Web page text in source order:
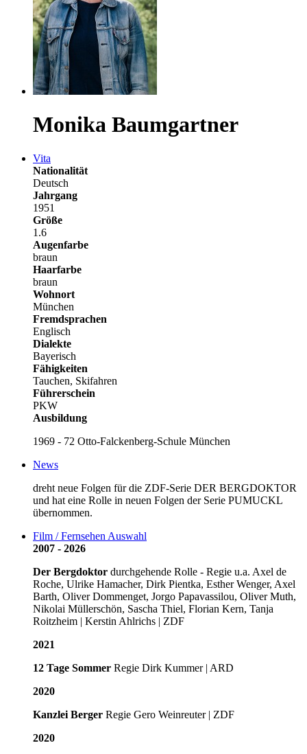
Monika Baumgartner
Vita
Nationalität
Deutsch
Jahrgang
1951
Größe
1.6
Augenfarbe
braun
Haarfarbe
braun
Wohnort
München
Fremdsprachen
Englisch
Dialekte
Bayerisch
Fähigkeiten
Tauchen, Skifahren
Führerschein
PKW
Ausbildung
1969 - 72 Otto-Falckenberg-Schule München
News
dreht neue Folgen für die ZDF-Serie DER BERGDOKTOR
und hat eine Rolle in neuen Folgen der Serie PUMUCKL
übernommen.
Film / Fernsehen Auswahl
2007 - 2026
Der Bergdoktor durchgehende Rolle - Regie u.a. Axel de
Roche, Ulrike Hamacher, Dirk Pientka, Esther Wenger, Axel
Barth, Oliver Dommenget, Jorgo Papavassilou, Oliver Muth,
Nikolai Müllerschön, Sascha Thiel, Florian Kern, Tanja
Roitzheim | Kerstin Ahlrichs | ZDF
2021
12 Tage Sommer Regie Dirk Kummer | ARD
2020
Kanzlei Berger Regie Gero Weinreuter | ZDF
2020